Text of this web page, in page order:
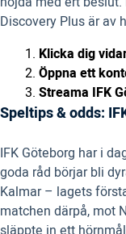
Discovery Plus är av
Klicka dig
Öppna ett
Streama IFK
Speltips & odds:
IFK Göteborg har i
goda råd börjar bli
Kalmar – lagets
matchen därpå, mot